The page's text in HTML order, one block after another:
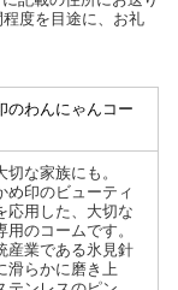
度を目途に、お礼
のわんにゃんコー
な家族にも。
め印のビューティ
応用した、大切な
のコームです。
産業である氷見針
滑らかに磨き上